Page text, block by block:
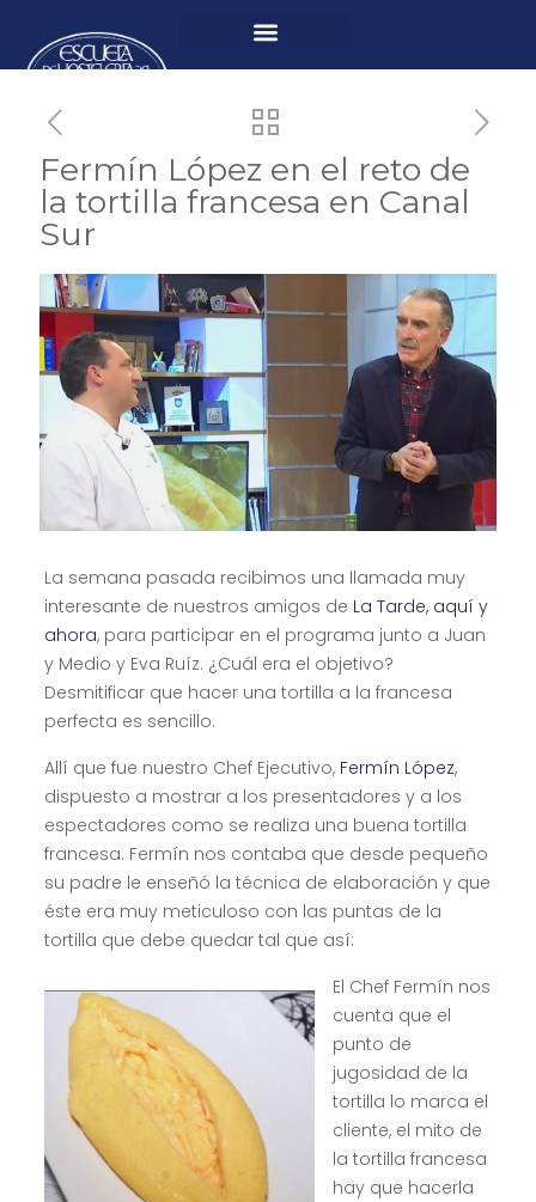
Fermín López en el reto de
la tortilla francesa en Canal
Sur
La semana pasada recibimos una llamada muy
interesante de nuestros amigos de La Tarde, aquí y
ahora, para participar en el programa junto a Juan
y Medio y Eva Ruíz. ¿Cuál era el objetivo?
Desmitificar que hacer una tortilla a la francesa
perfecta es sencillo.
Allí que fue nuestro Chef Ejecutivo, Fermín López,
dispuesto a mostrar a los presentadores y a los
espectadores como se realiza una buena tortilla
francesa. Fermín nos contaba que desde pequeño
su padre le enseñó la técnica de elaboración y que
éste era muy meticuloso con las puntas de la
tortilla que debe quedar tal que así:
El Chef Fermín nos
cuenta que el
punto de
jugosidad de la
tortilla lo marca el
cliente, el mito de
la tortilla francesa
hay que hacerla